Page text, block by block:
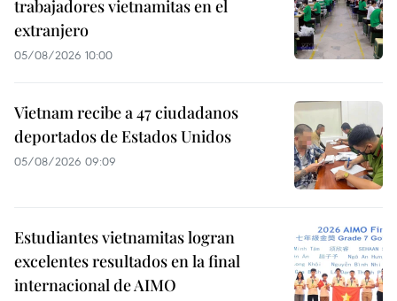
trabajadores vietnamitas en el
extranjero
05/08/2026 10:00
Vietnam recibe a 47 ciudadanos
deportados de Estados Unidos
05/08/2026 09:09
Estudiantes vietnamitas logran
excelentes resultados en la final
internacional de AIMO